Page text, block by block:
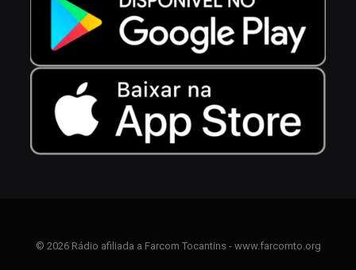
© 2026 Rádio afiliada a Farcom Tocantins - www.farcomto.org